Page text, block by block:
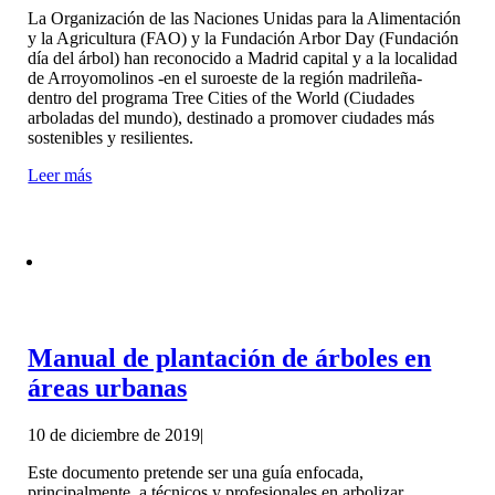
La Organización de las Naciones Unidas para la Alimentación
y la Agricultura (FAO) y la Fundación Arbor Day (Fundación
día del árbol) han reconocido a Madrid capital y a la localidad
de Arroyomolinos -en el suroeste de la región madrileña-
dentro del programa Tree Cities of the World (Ciudades
arboladas del mundo), destinado a promover ciudades más
sostenibles y resilientes.
Leer más
Manual de plantación de árboles en
áreas urbanas
10 de diciembre de 2019|
Este documento pretende ser una guía enfocada,